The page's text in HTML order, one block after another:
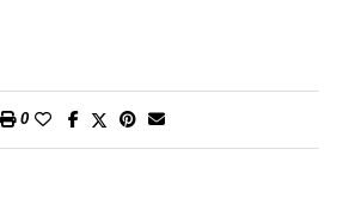
Nel caso di questo volume,
un taglio non solo pensato per
in primo luogo, e poi a tutti i fan delle
0